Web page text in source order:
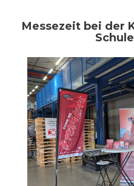
Messezeit bei der